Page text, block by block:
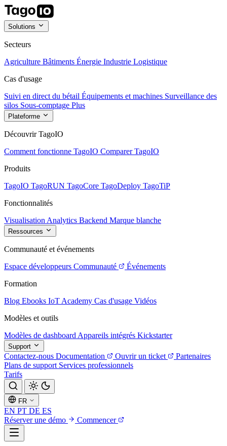
Solutions
Secteurs
Agriculture Bâtiments Énergie Industrie Logistique
Cas d'usage
Suivi en direct du bétail Équipements et machines Surveillance des
silos Sous-comptage Plus
Plateforme
Découvrir TagoIO
Comment fonctionne TagoIO Comparer TagoIO
Produits
TagoIO TagoRUN TagoCore TagoDeploy TagoTiP
Fonctionnalités
Visualisation Analytics Backend Marque blanche
Ressources
Communauté et événements
Espace développeurs Communauté
Événements
Formation
Blog Ebooks IoT Academy Cas d'usage Vidéos
Modèles et outils
Modèles de dashboard Appareils intégrés Kickstarter
Support
Contactez-nous Documentation Ouvrir un ticket
Partenaires
Plans de support Services professionnels
Tarifs
FR
EN PT DE ES
Réserver une démo
Commencer